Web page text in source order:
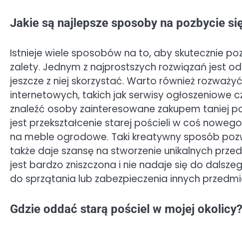
Jakie są najlepsze sposoby na pozbycie
Istnieje wiele sposobów na to, aby skutecznie
zalety. Jednym z najprostszych rozwiązań jest
jeszcze z niej skorzystać. Warto również
internetowych, takich jak serwisy ogłoszeniowe
znaleźć osoby zainteresowane zakupem taniej
jest przekształcenie starej pościeli w coś
na meble ogrodowe. Taki kreatywny sposób
także daje szansę na stworzenie unikalnych
jest bardzo zniszczona i nie nadaje się do
do sprzątania lub zabezpieczenia innych
Gdzie oddać starą pościel w mojej okolicy?